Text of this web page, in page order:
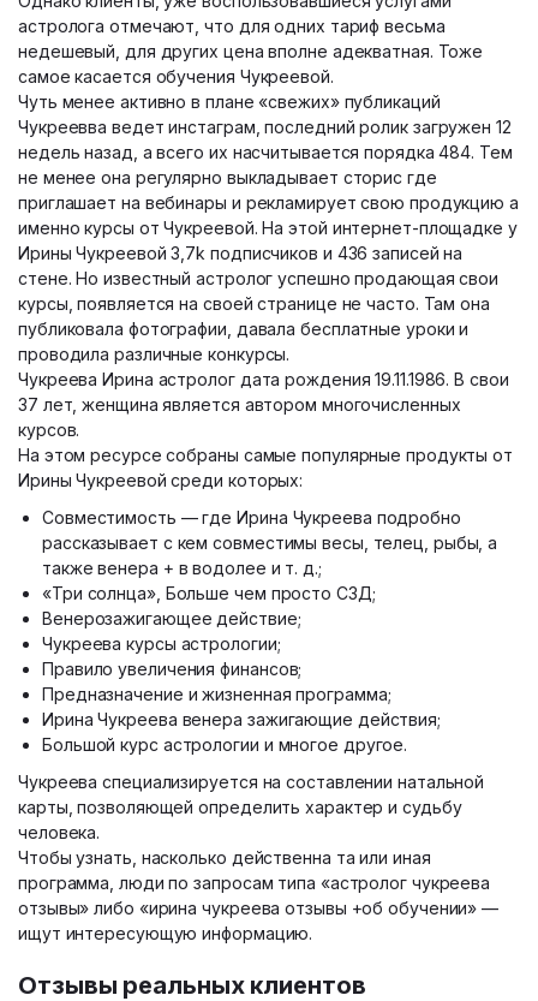
астролога отмечают, что для одних тариф весьма
недешевый, для других цена вполне адекватная. Тоже
самое касается обучения Чукреевой.
Чуть менее активно в плане «свежих» публикаций
Чукреевва ведет инстаграм, последний ролик загружен 12
недель назад, а всего их насчитывается порядка 484. Тем
не менее она регулярно выкладывает сторис где
приглашает на вебинары и рекламирует свою продукцию а
именно курсы от Чукреевой. На этой интернет-площадке у
Ирины Чукреевой 3,7k подписчиков и 436 записей на
стене. Но известный астролог успешно продающая свои
курсы, появляется на своей странице не часто. Там она
публиковала фотографии, давала бесплатные уроки и
проводила различные конкурсы.
Чукреева Ирина астролог дата рождения 19.11.1986. В свои
37 лет, женщина является автором многочисленных
курсов.
На этом ресурсе собраны самые популярные продукты от
Ирины Чукреевой среди которых:
Совместимость — где Ирина Чукреева подробно
рассказывает с кем совместимы весы, телец, рыбы, а
также венера + в водолее и т. д.;
«Три солнца», Больше чем просто СЗД;
Венерозажигающее действие;
Чукреева курсы астрологии;
Правило увеличения финансов;
Предназначение и жизненная программа;
Ирина Чукреева венера зажигающие действия;
Большой курс астрологии и многое другое.
Чукреева специализируется на составлении натальной
карты, позволяющей определить характер и судьбу
человека.
Чтобы узнать, насколько действенна та или иная
программа, люди по запросам типа «астролог чукреева
отзывы» либо «ирина чукреева отзывы +об обучении» —
ищут интересующую информацию.
Отзывы реальных клиентов